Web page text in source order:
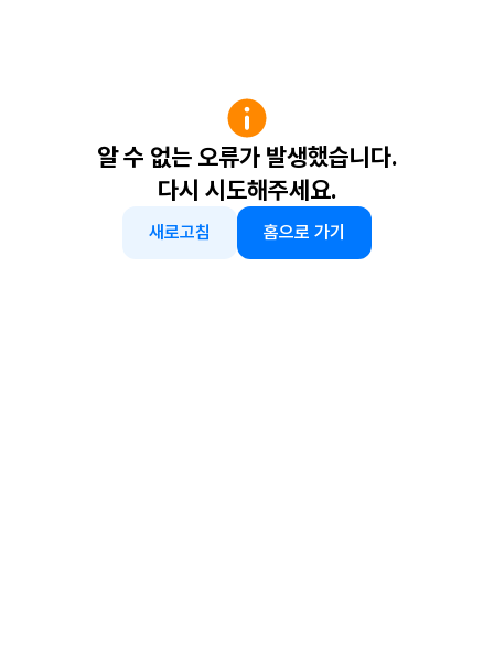
알 수 없는 오류가 발생했습니다.
다시 시도해주세요.
새로고침 홈으로 가기